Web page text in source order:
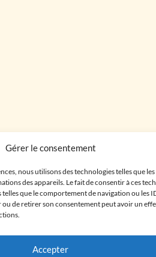
Gérer le consentement
nous utilisons des technologies telles que
des appareils. Le fait de consentir à ces
que le comportement de navigation ou les
ou de retirer son consentement peut avoir un
Accepter